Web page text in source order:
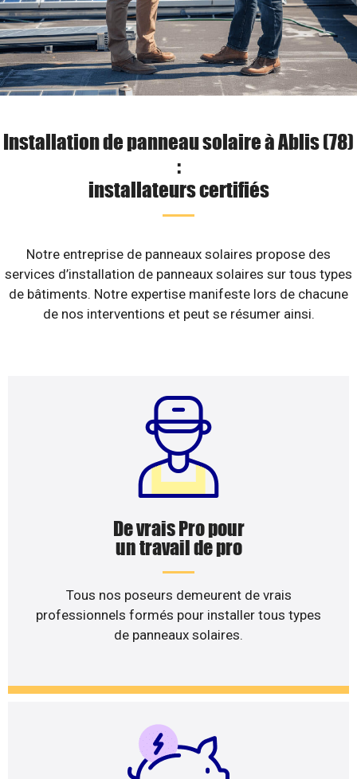
Installation de panneau solaire à Ablis (78)
:
installateurs certifiés
Notre entreprise de panneaux solaires propose des
services d’installation de panneaux solaires sur tous types
de bâtiments. Notre expertise manifeste lors de chacune
de nos interventions et peut se résumer ainsi.
De vrais Pro pour
un travail de pro
Tous nos poseurs demeurent de vrais
professionnels formés pour installer tous types
de panneaux solaires.